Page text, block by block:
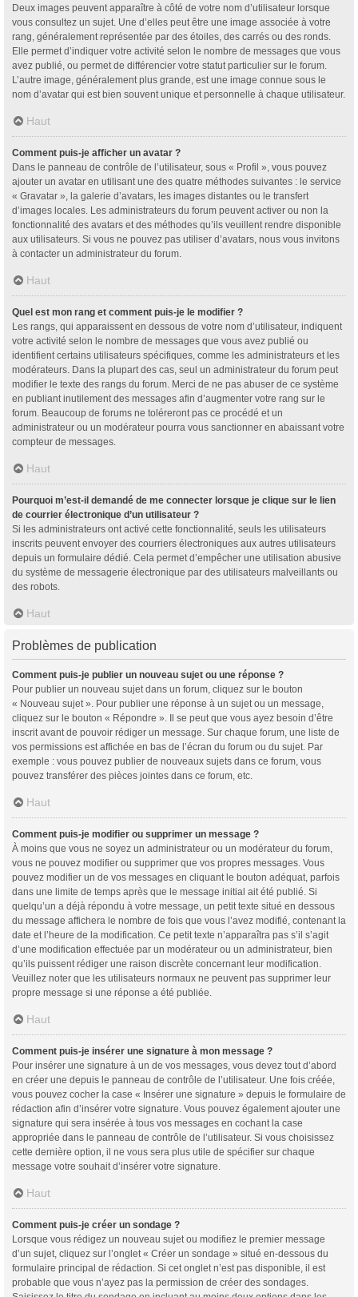
Deux images peuvent apparaître à côté de votre nom d’utilisateur lorsque
vous consultez un sujet. Une d’elles peut être une image associée à votre
rang, généralement représentée par des étoiles, des carrés ou des ronds.
Elle permet d’indiquer votre activité selon le nombre de messages que vous
avez publié, ou permet de différencier votre statut particulier sur le forum.
L’autre image, généralement plus grande, est une image connue sous le
nom d’avatar qui est bien souvent unique et personnelle à chaque utilisateur.
Haut
Comment puis-je afficher un avatar ?
Dans le panneau de contrôle de l’utilisateur, sous « Profil », vous pouvez
ajouter un avatar en utilisant une des quatre méthodes suivantes : le service
« Gravatar », la galerie d’avatars, les images distantes ou le transfert
d’images locales. Les administrateurs du forum peuvent activer ou non la
fonctionnalité des avatars et des méthodes qu’ils veuillent rendre disponible
aux utilisateurs. Si vous ne pouvez pas utiliser d’avatars, nous vous invitons
à contacter un administrateur du forum.
Haut
Quel est mon rang et comment puis-je le modifier ?
Les rangs, qui apparaissent en dessous de votre nom d’utilisateur, indiquent
votre activité selon le nombre de messages que vous avez publié ou
identifient certains utilisateurs spécifiques, comme les administrateurs et les
modérateurs. Dans la plupart des cas, seul un administrateur du forum peut
modifier le texte des rangs du forum. Merci de ne pas abuser de ce système
en publiant inutilement des messages afin d’augmenter votre rang sur le
forum. Beaucoup de forums ne toléreront pas ce procédé et un
administrateur ou un modérateur pourra vous sanctionner en abaissant votre
compteur de messages.
Haut
Pourquoi m’est-il demandé de me connecter lorsque je clique sur le lien
de courrier électronique d’un utilisateur ?
Si les administrateurs ont activé cette fonctionnalité, seuls les utilisateurs
inscrits peuvent envoyer des courriers électroniques aux autres utilisateurs
depuis un formulaire dédié. Cela permet d’empêcher une utilisation abusive
du système de messagerie électronique par des utilisateurs malveillants ou
des robots.
Haut
Problèmes de publication
Comment puis-je publier un nouveau sujet ou une réponse ?
Pour publier un nouveau sujet dans un forum, cliquez sur le bouton
« Nouveau sujet ». Pour publier une réponse à un sujet ou un message,
cliquez sur le bouton « Répondre ». Il se peut que vous ayez besoin d’être
inscrit avant de pouvoir rédiger un message. Sur chaque forum, une liste de
vos permissions est affichée en bas de l’écran du forum ou du sujet. Par
exemple : vous pouvez publier de nouveaux sujets dans ce forum, vous
pouvez transférer des pièces jointes dans ce forum, etc.
Haut
Comment puis-je modifier ou supprimer un message ?
À moins que vous ne soyez un administrateur ou un modérateur du forum,
vous ne pouvez modifier ou supprimer que vos propres messages. Vous
pouvez modifier un de vos messages en cliquant le bouton adéquat, parfois
dans une limite de temps après que le message initial ait été publié. Si
quelqu’un a déjà répondu à votre message, un petit texte situé en dessous
du message affichera le nombre de fois que vous l’avez modifié, contenant la
date et l’heure de la modification. Ce petit texte n’apparaîtra pas s’il s’agit
d’une modification effectuée par un modérateur ou un administrateur, bien
qu’ils puissent rédiger une raison discrète concernant leur modification.
Veuillez noter que les utilisateurs normaux ne peuvent pas supprimer leur
propre message si une réponse a été publiée.
Haut
Comment puis-je insérer une signature à mon message ?
Pour insérer une signature à un de vos messages, vous devez tout d’abord
en créer une depuis le panneau de contrôle de l’utilisateur. Une fois créée,
vous pouvez cocher la case « Insérer une signature » depuis le formulaire de
rédaction afin d’insérer votre signature. Vous pouvez également ajouter une
signature qui sera insérée à tous vos messages en cochant la case
appropriée dans le panneau de contrôle de l’utilisateur. Si vous choisissez
cette dernière option, il ne vous sera plus utile de spécifier sur chaque
message votre souhait d’insérer votre signature.
Haut
Comment puis-je créer un sondage ?
Lorsque vous rédigez un nouveau sujet ou modifiez le premier message
d’un sujet, cliquez sur l’onglet « Créer un sondage » situé en-dessous du
formulaire principal de rédaction. Si cet onglet n’est pas disponible, il est
probable que vous n’ayez pas la permission de créer des sondages.